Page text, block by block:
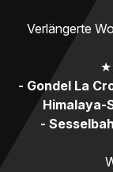
Verlängerte
★
- Gondel La
Himalaya-
-